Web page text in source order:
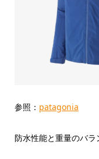
参照： patagonia
防水性能と重量のバラ